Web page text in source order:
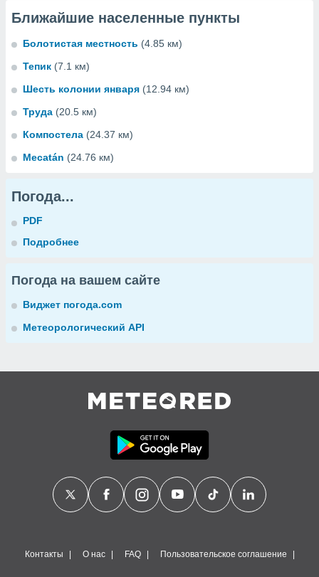
Ближайшие населенные пункты
Болотистая местность (4.85 км)
Тепик (7.1 км)
Шесть колонии января (12.94 км)
Труда (20.5 км)
Компостела (24.37 км)
Mecatán (24.76 км)
Погода...
PDF
Подробнее
Погода на вашем сайте
Виджет погода.com
Метеорологический API
Контакты О нас FAQ Пользовательское соглашение